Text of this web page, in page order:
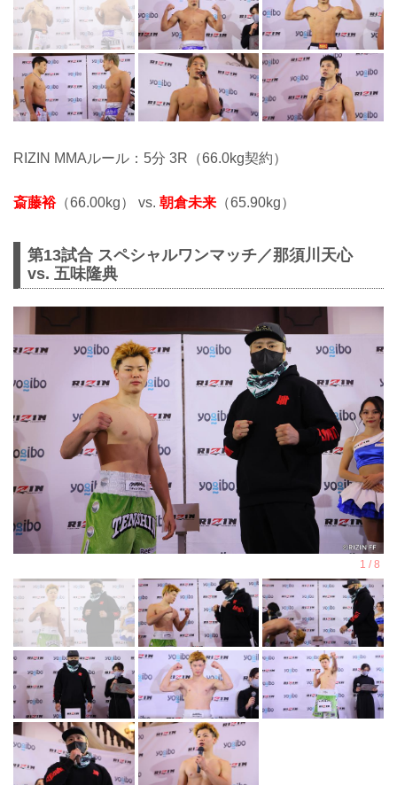
RIZIN MMAルール：5分 3R（66.0kg契約）
斎藤裕（66.00kg） vs. 朝倉未来 （65.90kg）
第13試合 スペシャルワンマッチ／那須川天心
vs. 五味隆典